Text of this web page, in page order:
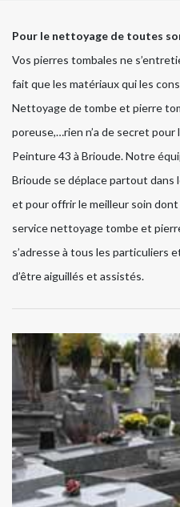
Pour le nettoyage de toutes
Vos pierres tombales ne
fait que les matériaux qui les
Nettoyage de tombe et pierre
poreuse,…rien n’a de secret pour
Peinture 43 à Brioude. Notre
Brioude se déplace partout
et pour offrir le meilleur soin
service nettoyage tombe et
s’adresse à tous les particuliers
d’être aiguillés et assistés.